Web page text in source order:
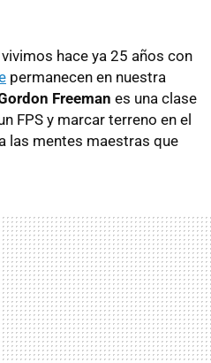
hace ya 25 años con
permanecen en nuestra
Freeman es una clase
FPS y marcar terreno en el
las mentes maestras que